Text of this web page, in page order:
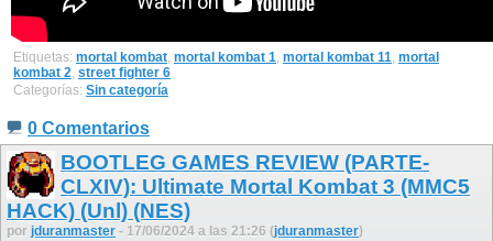
Etiquetas: mortal kombat, mortal kombat 1, mortal kombat 11, mortal
kombat 2, street fighter 6
Categorías: Sin categoría
0 Comentarios
BOOTLEG GAMES REVIEW (PARTE-
CLXIV): Ultimate Mortal Kombat 3 (MMC5
HACK) (Unl) (NES)
por jduranmaster - 17/06/2024 a las 21:26 (jduranmaster)